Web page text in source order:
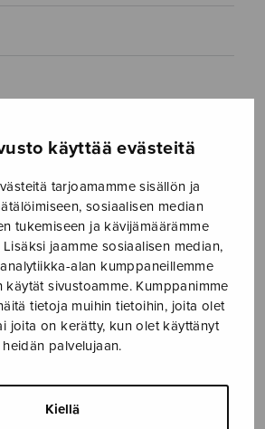
käyttää evästeitä
tarjoamamme sisällön ja
sosiaalisen median
tukemiseen ja kävijämäärämme
jaamme sosiaalisen median,
alan kumppaneillemme
käytät sivustoamme. Kumppanimme
tietoja muihin tietoihin, joita olet
joita on kerätty, kun olet käyttänyt
heidän palvelujaan.
Kiellä
JA OPPAAT